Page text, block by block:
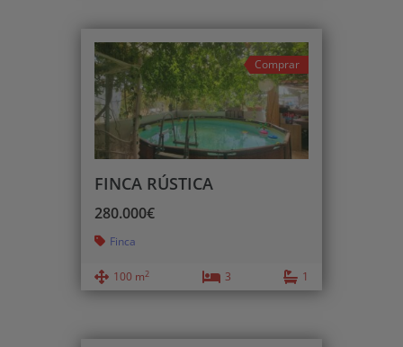
Comprar
FINCA RÚSTICA
280.000€
Finca
100 m2 3 1